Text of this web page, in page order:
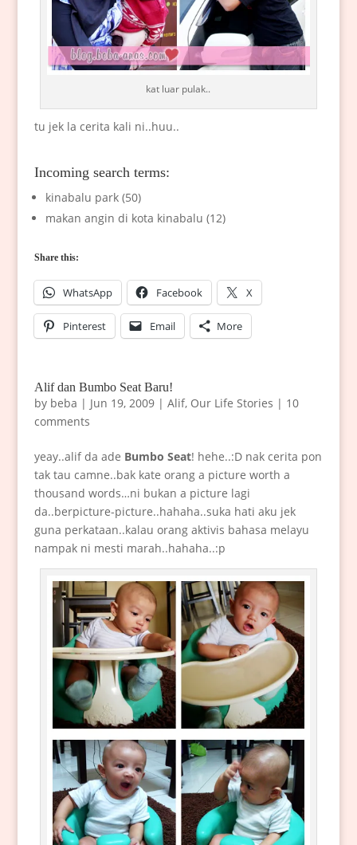
kat luar pulak..
tu jek la cerita kali ni..huu..
Incoming search terms:
kinabalu park (50)
makan angin di kota kinabalu (12)
Share this:
WhatsApp Facebook X
Pinterest Email More
Alif dan Bumbo Seat Baru!
by beba | Jun 19, 2009| Alif, Our Life Stories | 10
comments
yeay..alif da ade Bumbo Seat! hehe..:D nak cerita pon
tak tau camne..bak kate orang a picture worth a
thousand words…ni bukan a picture lagi
da..berpicture-picture..hahaha..suka hati aku jek
guna perkataan..kalau orang aktivis bahasa melayu
nampak ni mesti marah..hahaha..:p